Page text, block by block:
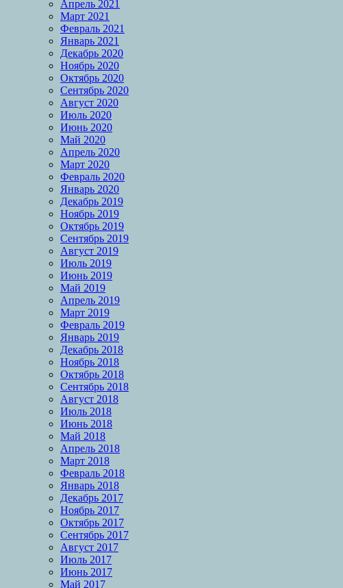
Апрель 2021
Март 2021
Февраль 2021
Январь 2021
Декабрь 2020
Ноябрь 2020
Октябрь 2020
Сентябрь 2020
Август 2020
Июль 2020
Июнь 2020
Май 2020
Апрель 2020
Март 2020
Февраль 2020
Январь 2020
Декабрь 2019
Ноябрь 2019
Октябрь 2019
Сентябрь 2019
Август 2019
Июль 2019
Июнь 2019
Май 2019
Апрель 2019
Март 2019
Февраль 2019
Январь 2019
Декабрь 2018
Ноябрь 2018
Октябрь 2018
Сентябрь 2018
Август 2018
Июль 2018
Июнь 2018
Май 2018
Апрель 2018
Март 2018
Февраль 2018
Январь 2018
Декабрь 2017
Ноябрь 2017
Октябрь 2017
Сентябрь 2017
Август 2017
Июль 2017
Июнь 2017
Май 2017